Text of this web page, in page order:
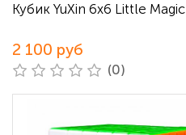
Кубик YuXin 6x6 Little Magic
2 100 руб
(0)